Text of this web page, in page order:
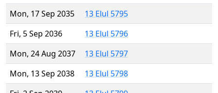
Mon, 17 Sep 2035
13 Elul 5795
Fri, 5 Sep 2036
13 Elul 5796
Mon, 24 Aug 2037
13 Elul 5797
Mon, 13 Sep 2038
13 Elul 5798